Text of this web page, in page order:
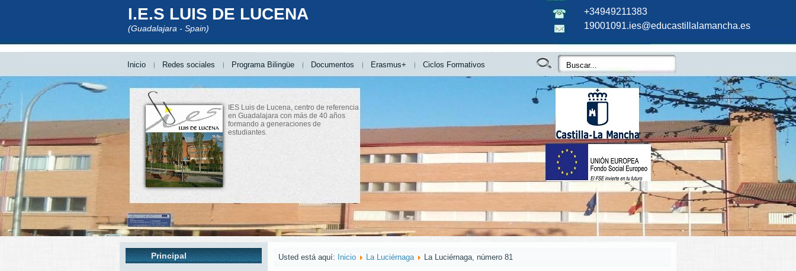
Inicio Redes sociales Programa Bilingüe Documentos Erasmus+ Ciclos Formativos
+34949211383
19001091.ies@educastillalamancha.es
IES Luis de Lucena, centro de referencia
en Guadalajara con más de 40 años
formando a generaciones de
estudiantes.
I.E.S LUIS DE LUCENA
(Guadalajara - Spain)
Principal Usted está aquí: Inicio La Luciérnaga La Luciérnaga, número 81